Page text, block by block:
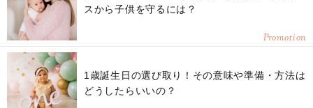
スから子供を守るには？
Promotion
1歳誕生日の選び取り！その意味や準備・方法は
どうしたらいいの？